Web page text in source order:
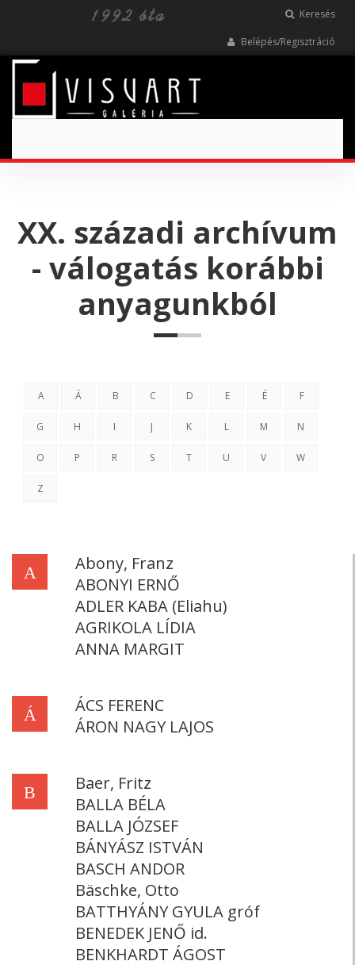
Keresés
Belépés/Regisztráció
XX. századi archívum
- válogatás korábbi
anyagunkból
A Á B C D E É F
G H I J K L M N
O P R S T U V W
Z
A
Abony, Franz
ABONYI ERNŐ
ADLER KABA (Eliahu)
AGRIKOLA LÍDIA
ANNA MARGIT
Á
ÁCS FERENC
ÁRON NAGY LAJOS
B
Baer, Fritz
BALLA BÉLA
BALLA JÓZSEF
BÁNYÁSZ ISTVÁN
BASCH ANDOR
Bäschke, Otto
BATTHYÁNY GYULA gróf
BENEDEK JENŐ id.
BENKHARDT ÁGOST